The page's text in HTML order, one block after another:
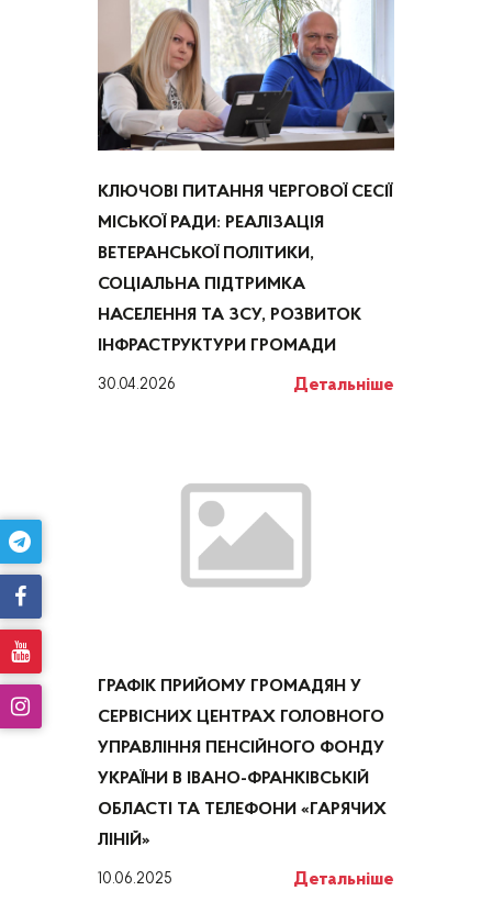
КЛЮЧОВІ ПИТАННЯ ЧЕРГОВОЇ СЕСІЇ
МІСЬКОЇ РАДИ: РЕАЛІЗАЦІЯ
ВЕТЕРАНСЬКОЇ ПОЛІТИКИ,
СОЦІАЛЬНА ПІДТРИМКА
НАСЕЛЕННЯ ТА ЗСУ, РОЗВИТОК
ІНФРАСТРУКТУРИ ГРОМАДИ
30.04.2026 Детальніше
ГРАФІК ПРИЙОМУ ГРОМАДЯН У
СЕРВІСНИХ ЦЕНТРАХ ГОЛОВНОГО
УПРАВЛІННЯ ПЕНСІЙНОГО ФОНДУ
УКРАЇНИ В ІВАНО-ФРАНКІВСЬКІЙ
ОБЛАСТІ ТА ТЕЛЕФОНИ «ГАРЯЧИХ
ЛІНІЙ»
10.06.2025 Детальніше